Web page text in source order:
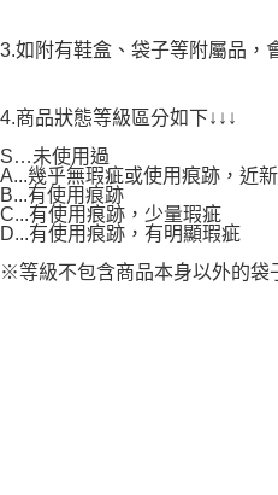
3.如附有鞋盒、袋子等附屬品，
4.商品狀態等級區分如下↓↓↓
S…未使用過
A...幾乎無瑕疵或使用痕跡，近
B...有使用痕跡
C...有使用痕跡，少量瑕疵
D...有使用痕跡，有明顯瑕疵
※等級不包含商品本身以外的